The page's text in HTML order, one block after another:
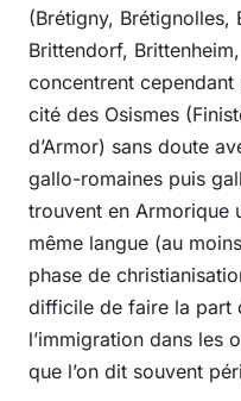
(Brétigny, Brétignolles,
Brittendorf,
concentrent
cité des Osismes
d’Armor) sans doute
gallo-romaines puis
trouvent en Armorique
même langue (au
phase de
difficile de faire la part
l’immigration dans les
que l’on dit souvent